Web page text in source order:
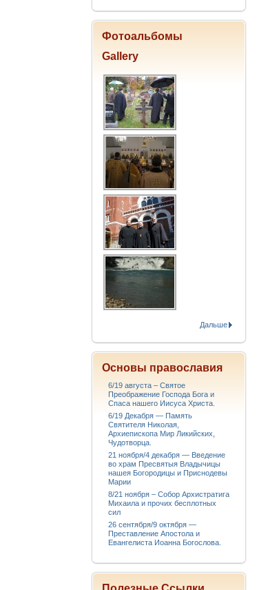
Фотоальбомы
Gallery
Дальше
Основы православия
6/19 августа – Святое
Преображение Господа Бога и
Спаса нашего Иисуса Христа.
6/19 Декабря — Память
Святителя Николая,
Архиепископа Мир Ликийских,
Чудотворца.
21 ноября/4 декабря — Введение
во храм Пресвятыя Владычицы
нашея Богородицы и Приснодевы
Марии
8/21 ноября – Собор Архистратига
Михаила и прочих бесплотных
сил
26 сентября/9 октября —
Преставление Апостола и
Евангелиста Иоанна Богослова.